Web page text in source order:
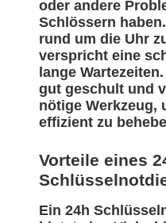
oder andere
Schlössern
rund um die Uhr
verspricht eine
lange
gut geschult und
nötige Werkzeug,
effizient zu
Vorteile eines
Ein 24h